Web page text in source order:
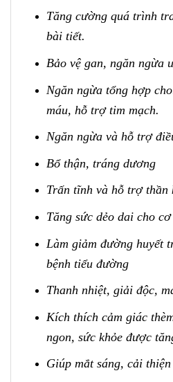
Tăng cường quá trình
bài tiết.
Bảo vệ gan, ngăn ngừa
Ngăn ngừa tổng hợp
máu, hỗ trợ tim mạch.
Ngăn ngừa và hỗ trợ
Bổ thận, tráng dương
Trấn tĩnh và hỗ trợ thần
Tăng sức dẻo dai cho
Làm giảm đường huyết
bệnh tiểu đường
Thanh nhiệt, giải độc,
Kích thích cảm giác
ngon, sức khỏe được
Giúp mắt sáng, cải